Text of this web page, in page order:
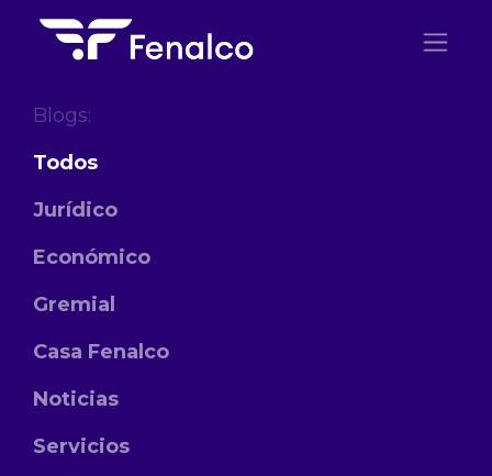
Blogs:
Todos
Jurídico
Económico
Gremial
Casa Fenalco
Noticias
Servicios